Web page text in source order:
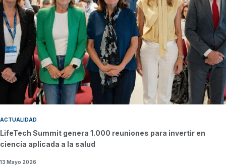
ACTUALIDAD
LifeTech Summit genera 1.000 reuniones para invertir en
ciencia aplicada a la salud
13 Mayo 2026